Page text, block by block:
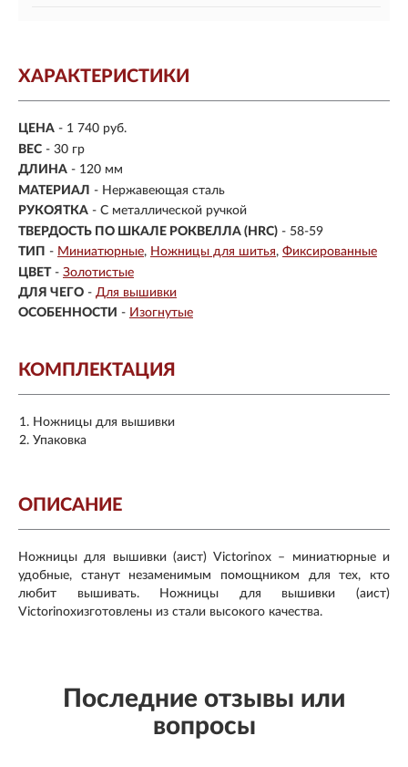
ХАРАКТЕРИСТИКИ
ЦЕНА - 1 740 руб.
ВЕС - 30 гр
ДЛИНА - 120 мм
МАТЕРИАЛ - Нержавеющая сталь
РУКОЯТКА - С металлической ручкой
ТВЕРДОСТЬ ПО ШКАЛЕ РОКВЕЛЛА (HRC) - 58-59
ТИП - Миниатюрные Ножницы для шитья Фиксированные
ЦВЕТ - Золотистые
ДЛЯ ЧЕГО - Для вышивки
ОСОБЕННОСТИ - Изогнутые
КОМПЛЕКТАЦИЯ
Ножницы для вышивки
Упаковка
ОПИСАНИЕ
Ножницы для вышивки (аист) Victorinox – миниатюрные и
удобные, станут незаменимым помощником для тех, кто
любит вышивать. Ножницы для вышивки (аист)
Victorinoxизготовлены из стали высокого качества.
Последние отзывы или
вопросы